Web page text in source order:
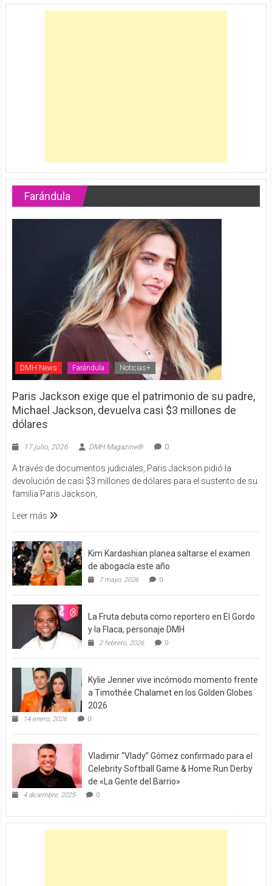
Farándula
DMH News Farándula Noticias+
Paris Jackson exige que el patrimonio de su padre,
Michael Jackson, devuelva casi $3 millones de
dólares
17 julio, 2026 DMH Magazine® 0
A través de documentos judiciales, Paris Jackson pidió la
devolución de casi $3 millones de dólares para el sustento de su
familia Paris Jackson,
Leer más
Kim Kardashian planea saltarse el examen
de abogacía este año
7 mayo, 2026 0
La Fruta debuta como reportero en El Gordo
y la Flaca, personaje DMH
2 febrero, 2026 0
Kylie Jenner vive incómodo momento frente
a Timothée Chalamet en los Golden Globes
2026
14 enero, 2026 0
Vladimir “Vlady” Gómez confirmado para el
Celebrity Softball Game & Home Run Derby
de «La Gente del Barrio»
4 diciembre, 2025 0